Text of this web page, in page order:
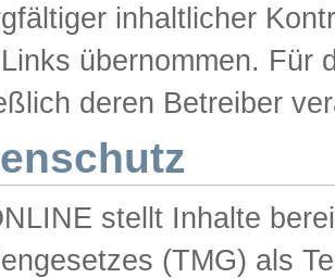
inhaltlicher
übernommen. Für
deren Betreiber
stellt Inhalte
(TMG) als